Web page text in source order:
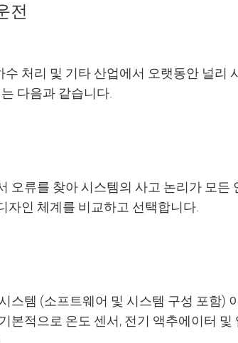
전
수 처리 및 기타 산업에서 오랫동안 널리
다음과 같습니다.
오류를 찾아 시스템의 사고 논리가 모든
자인 체계를 비교하고 선택합니다.
스템 (소프트웨어 및 시스템 구성 포함)
본적으로 온도 센서, 전기 액추에이터 및